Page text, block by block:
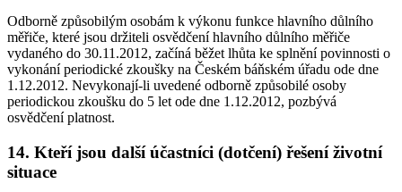
Odborně způsobilým osobám k výkonu funkce hlavního důlního
měřiče, které jsou držiteli osvědčení hlavního důlního měřiče
vydaného do 30.11.2012, začíná běžet lhůta ke splnění povinnosti o
vykonání periodické zkoušky na Českém báňském úřadu ode dne
1.12.2012. Nevykonají-li uvedené odborně způsobilé osoby
periodickou zkoušku do 5 let ode dne 1.12.2012, pozbývá
osvědčení platnost.
14. Kteří jsou další účastníci (dotčení) řešení životní
situace